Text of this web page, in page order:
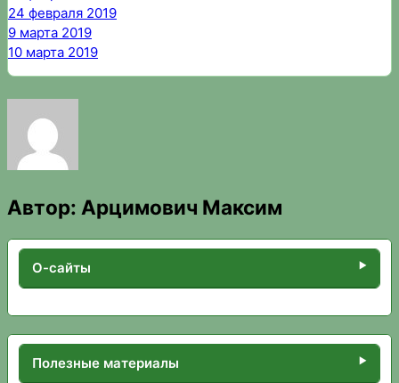
24 февраля 2019
9 марта 2019
10 марта 2019
Автор: Арцимович Максим
О-сайты
Полезные материалы